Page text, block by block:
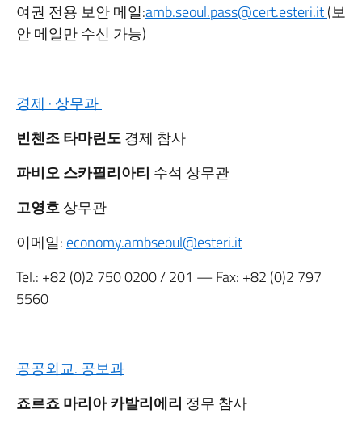
여권 전용 보안 메일:amb.seoul.pass@cert.esteri.it(보
안 메일만 수신 가능)
경제 · 상무과
빈첸조 타마린도경제 참사
파비오 스카필리아티 수석 상무관
고영호상무관
이메일: economy.ambseoul@esteri.it
Tel.: +82 (0)2 750 0200/ 201 — Fax: +82 (0)2 797
5560
공공외교. 공보과
죠르죠 마리아 카발리에리 정무 참사